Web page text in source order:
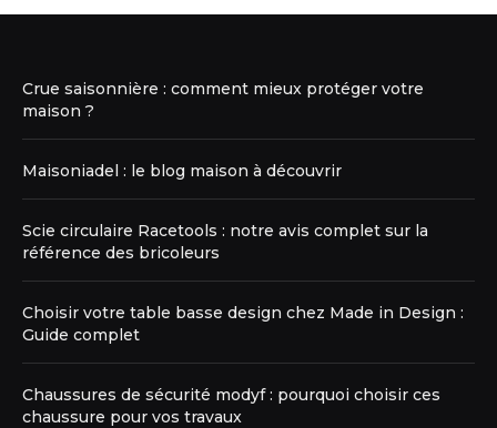
Crue saisonnière : comment mieux protéger votre
maison ?
Maisoniadel : le blog maison à découvrir
Scie circulaire Racetools : notre avis complet sur la
référence des bricoleurs
Choisir votre table basse design chez Made in Design :
Guide complet
Chaussures de sécurité modyf : pourquoi choisir ces
chaussure pour vos travaux